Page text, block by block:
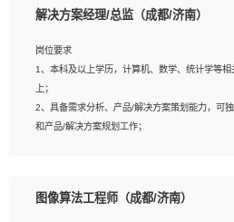
岗位要求：
1、全日制统招本科及以上学历，计算机相关专
2、具有扎实的java编程功底和良好的编码习惯，
发经验和性能调优经验尤佳；熟悉JVM调优；掌
平台、云产品功能特性，熟练使用相关平台的功
研发管理流程建设经验；
解决方案经理/总监（成都/济南）
岗位要求
1、本科及以上学历，计算机、数学、统计学等
上；
2、具备需求分析、产品/解决方案策划能力，可
和产品/解决方案规划工作；
相关的解决方案，包括视频分析、图像识别、
图像算法工程师（成都/济南）